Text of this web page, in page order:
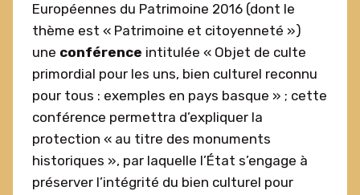
Européennes du Patrimoine 2016 (dont le
thème est « Patrimoine et citoyenneté »)
une conférence intitulée « Objet de culte
primordial pour les uns, bien culturel reconnu
pour tous : exemples en pays basque » ; cette
conférence permettra d’expliquer la
protection « au titre des monuments
historiques », par laquelle l’État s’engage à
préserver l’intégrité du bien culturel pour